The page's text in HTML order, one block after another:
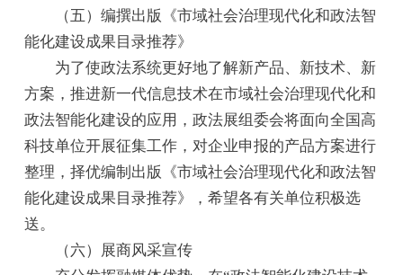
（五）编撰出版《市域社会治理现代化和政法智
能化建设成果目录推荐》
为了使政法系统更好地了解新产品、新技术、新
方案，推进新一代信息技术在市域社会治理现代化和
政法智能化建设的应用，政法展组委会将面向全国高
科技单位开展征集工作，对企业申报的产品方案进行
整理，择优编制出版《市域社会治理现代化和政法智
能化建设成果目录推荐》，希望各有关单位积极选
送。
（六）展商风采宣传